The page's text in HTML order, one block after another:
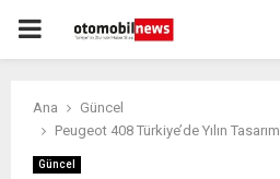
PRIMARY
Ana
Güncel
Peugeot 408 Türkiye’de Yılın
Güncel